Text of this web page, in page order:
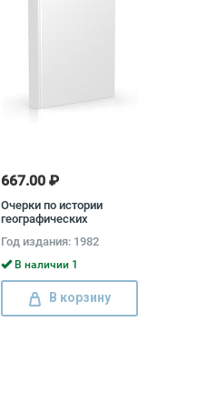
667.00 ₽
Очерки по истории
географических
книг) Иосиф Магидович,
Вадим Магидович
Год издания: 1982
В наличии 1
В корзину